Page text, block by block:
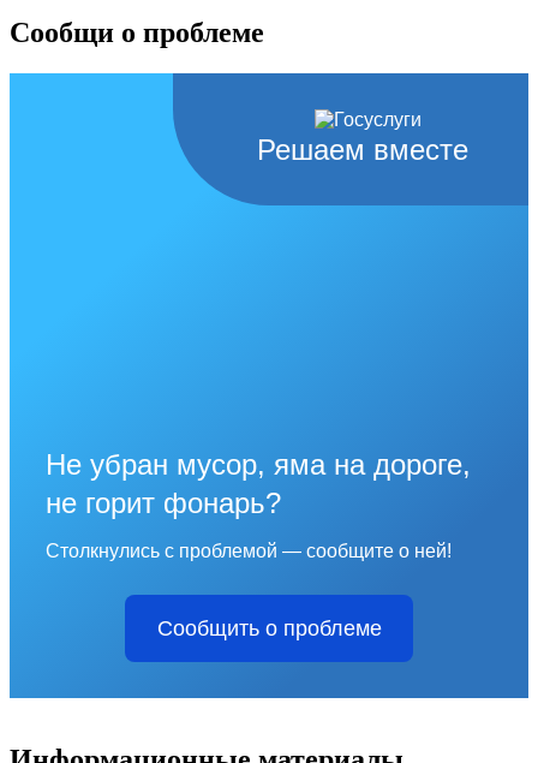
Сообщи о проблеме
Решаем вместе
Не убран мусор, яма на дороге,
не горит фонарь?
Столкнулись с проблемой — сообщите о ней!
Сообщить о проблеме